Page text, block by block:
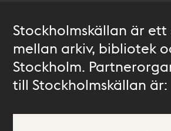
Stockholmskällan är
mellan arkiv, bibliotek
Stockholm.
till Stockholmskällan är: